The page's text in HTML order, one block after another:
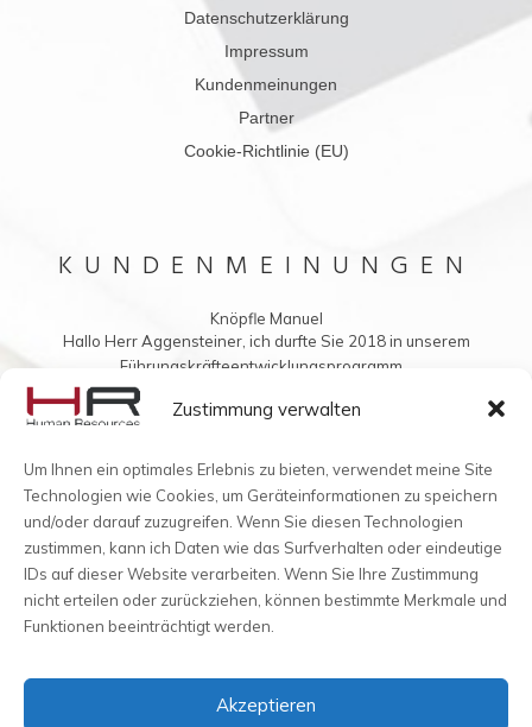
Zustimmung verwalten
Um Ihnen ein optimales Erlebnis zu bieten, verwendet meine Site
Technologien wie Cookies, um Geräteinformationen zu speichern
und/oder darauf zuzugreifen. Wenn Sie diesen Technologien
zustimmen, kann ich Daten wie das Surfverhalten oder eindeutige
IDs auf dieser Website verarbeiten. Wenn Sie Ihre Zustimmung
nicht erteilen oder zurückziehen, können bestimmte Merkmale und
Funktionen beeinträchtigt werden.
Akzeptieren
Datenschutzerklärung
Impressum
Kundenmeinungen
Partner
Cookie-Richtlinie (EU)
KUNDENMEINUNGEN
Knöpfle Manuel
Hallo Herr Aggensteiner, ich durfte Sie 2018 in unserem
Führungskräfteentwicklungsprogramm...
Hubert Ralf Peters
Sehr geehrter Herr Aggensteiner, seit Beginn von HR-
Aggensteiner hatten und...
Vielleicht möchten Sie mir auch was ins Buch schreiben?